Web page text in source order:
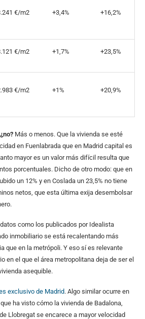
€/m2 +3,4% +16,2%
€/m2 +1,7% +23,5%
€/m2 +1% +20,9%
Más o menos. Que la vivienda se esté
en Fuenlabrada que en Madrid capital es
mayor es un valor más difícil resulta que
porcentuales. Dicho de otro modo: que en
un 12% y en Coslada un 23,5% no tiene
netos, que esta última exija desembolsar
como los publicados por Idealista
inmobiliario se está recalentando más
que en la metrópoli. Y eso sí es relevante
en el que el área metropolitana deja de ser el
asequible.
exclusivo de Madrid. Algo similar ocurre en
ha visto cómo la vivienda de Badalona,
Llobregat se encarece a mayor velocidad